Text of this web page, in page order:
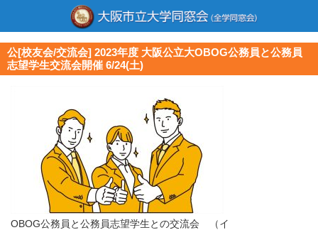
公[校友会/交流会] 2023年度 大阪公立大OBOG公務員と公務員
志望学生交流会開催 6/24(土)
OBOG公務員と公務員志望学生との交流会 （イ